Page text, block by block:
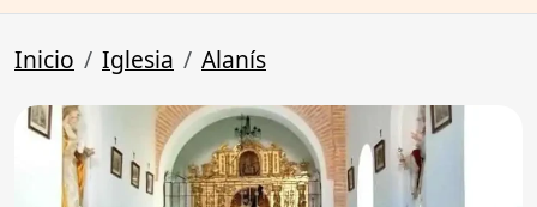
Inicio Iglesia Alanís